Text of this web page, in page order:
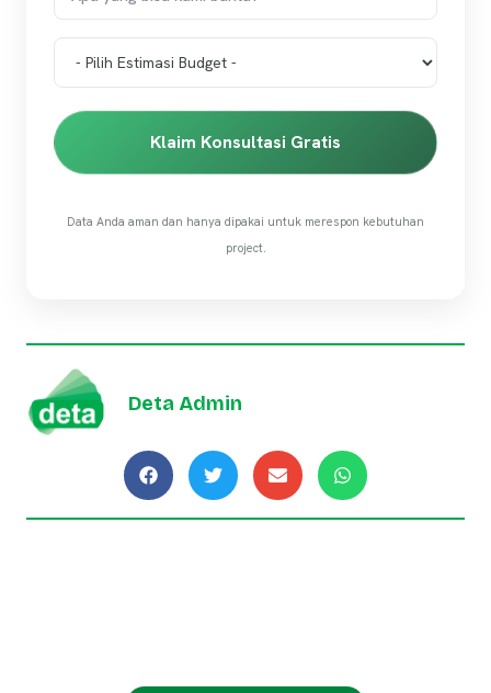
Klaim Konsultasi Gratis
Data Anda aman dan hanya dipakai untuk merespon kebutuhan
project.
Deta Admin